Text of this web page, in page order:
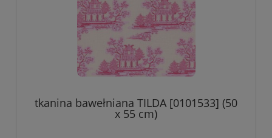
tkanina bawełniana TILDA [0101533] (50
x 55 cm)